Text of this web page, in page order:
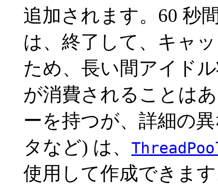
追加されます。60 秒
は、終了して、キャ
ため、長い間アイド
が消費されることは
ーを持つが、詳細の
タなど) は、
使用して作成できま